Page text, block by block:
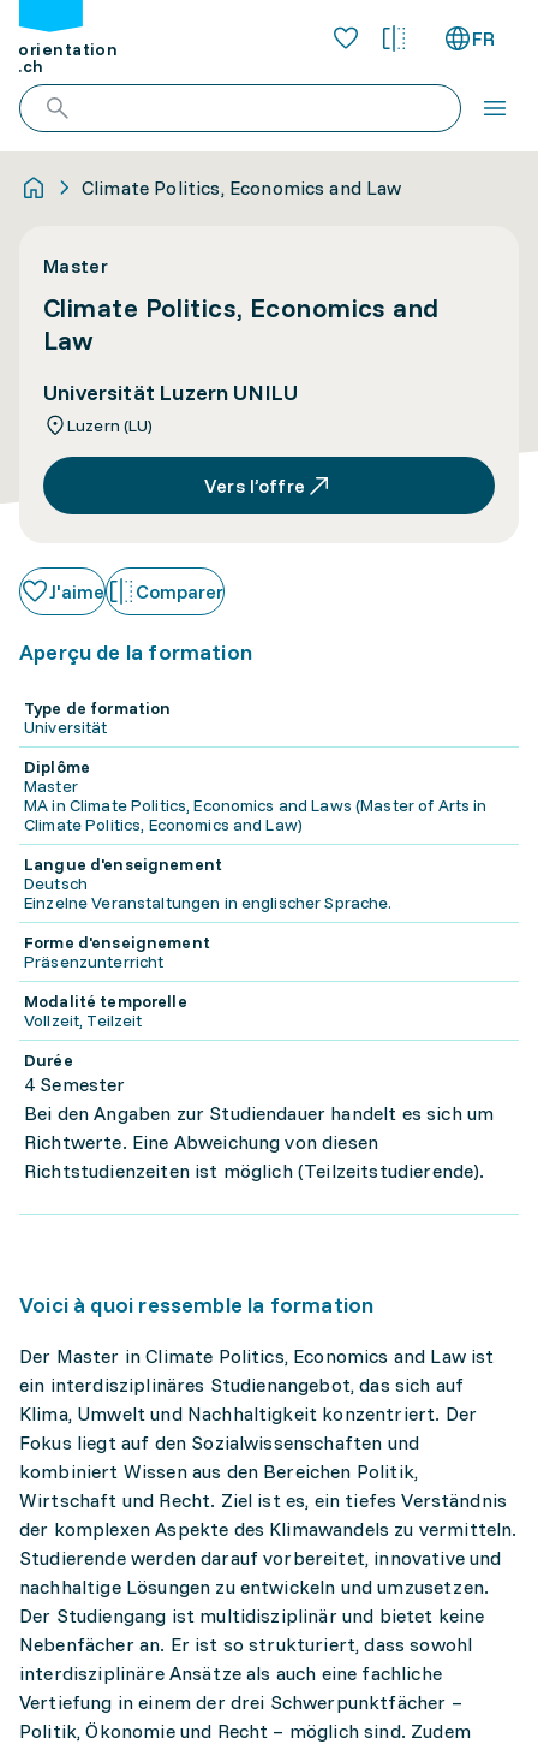
orientation
.ch
FR
Climate Politics, Economics and Law
Master
Climate Politics, Economics and
Law
Universität Luzern UNILU
Luzern (LU)
Vers l’offre
J'aime Comparer
Aperçu de la formation
Type de formation
Universität
Diplôme
Master
MA in Climate Politics, Economics and Laws (Master of Arts in
Climate Politics, Economics and Law)
Langue d'enseignement
Deutsch
Einzelne Veranstaltungen in englischer Sprache.
Forme d'enseignement
Präsenzunterricht
Modalité temporelle
Vollzeit, Teilzeit
Durée
4 Semester
Bei den Angaben zur Studiendauer handelt es sich um
Richtwerte. Eine Abweichung von diesen
Richtstudienzeiten ist möglich (Teilzeitstudierende).
Voici à quoi ressemble la formation
Der Master in Climate Politics, Economics and Law ist
ein interdisziplinäres Studienangebot, das sich auf
Klima, Umwelt und Nachhaltigkeit konzentriert. Der
Fokus liegt auf den Sozialwissenschaften und
kombiniert Wissen aus den Bereichen Politik,
Wirtschaft und Recht. Ziel ist es, ein tiefes Verständnis
der komplexen Aspekte des Klimawandels zu vermitteln.
Studierende werden darauf vorbereitet, innovative und
nachhaltige Lösungen zu entwickeln und umzusetzen.
Der Studiengang ist multidisziplinär und bietet keine
Nebenfächer an. Er ist so strukturiert, dass sowohl
interdisziplinäre Ansätze als auch eine fachliche
Vertiefung in einem der drei Schwerpunktfächer –
Politik, Ökonomie und Recht – möglich sind. Zudem